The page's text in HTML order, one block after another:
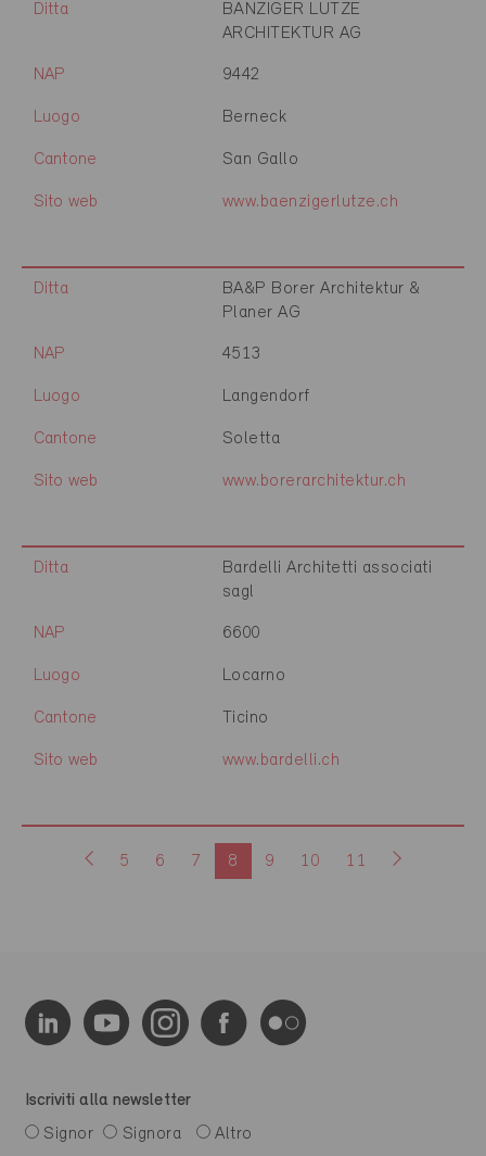
Ditta
BÄNZIGER LUTZE
ARCHITEKTUR AG
NAP 9442
Luogo Berneck
Cantone San Gallo
Sito web www.baenzigerlutze.ch
Ditta
BA&P Borer Architektur &
Planer AG
NAP 4513
Luogo Langendorf
Cantone Soletta
Sito web www.borerarchitektur.ch
Ditta
Bardelli Architetti associati
sagl
NAP 6600
Luogo Locarno
Cantone Ticino
Sito web www.bardelli.ch
5 6 7 8 9 10 11
Iscriviti alla newsletter
Signor
Signora Altro